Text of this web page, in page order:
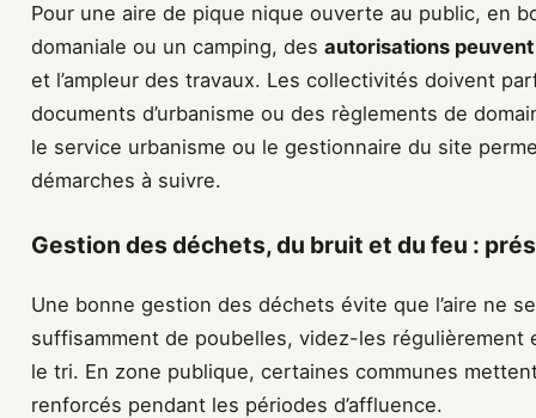
Pour une aire de pique nique ouverte au public, en
domaniale ou un camping, des autorisations
et l’ampleur des travaux. Les collectivités doivent
documents d’urbanisme ou des règlements de
le service urbanisme ou le gestionnaire du site
démarches à suivre.
Gestion des déchets, du bruit et du feu :
Une bonne gestion des déchets évite que l’aire ne
suffisamment de poubelles, videz-les
le tri. En zone publique, certaines communes
renforcés pendant les périodes d’affluence.